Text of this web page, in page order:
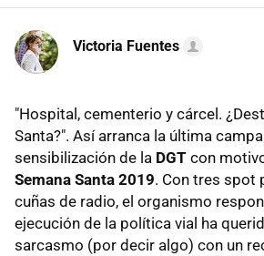
Victoria Fuentes
"Hospital, cementerio y cárcel.
Santa?". Así arranca la última
sensibilización de la DGT con
Semana Santa 2019. Con tres spot
cuñas de radio, el organismo
ejecución de la política vial ha
sarcasmo (por decir algo) con un